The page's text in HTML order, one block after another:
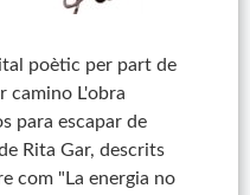
poètic per part de
camino L'obra
para escapar de
Rita Gar, descrits
com "La energia no